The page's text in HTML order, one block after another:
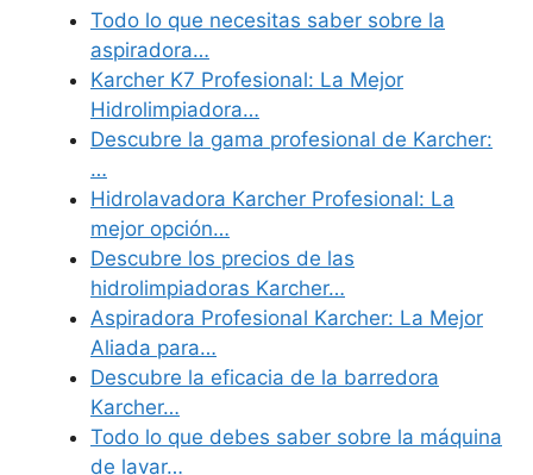
Todo lo que necesitas saber sobre la
aspiradora…
Karcher K7 Profesional: La Mejor
Hidrolimpiadora…
Descubre la gama profesional de Karcher:
…
Hidrolavadora Karcher Profesional: La
mejor opción…
Descubre los precios de las
hidrolimpiadoras Karcher…
Aspiradora Profesional Karcher: La Mejor
Aliada para…
Descubre la eficacia de la barredora
Karcher…
Todo lo que debes saber sobre la máquina
de lavar…